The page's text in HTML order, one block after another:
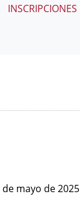
INSCRIPCIONES
mayo de 2025